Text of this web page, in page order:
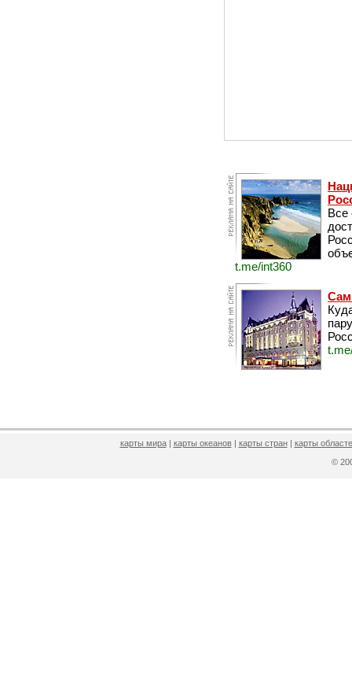
Все
t.me/int360
карты мира| карты океанов| карты стран| карты
©